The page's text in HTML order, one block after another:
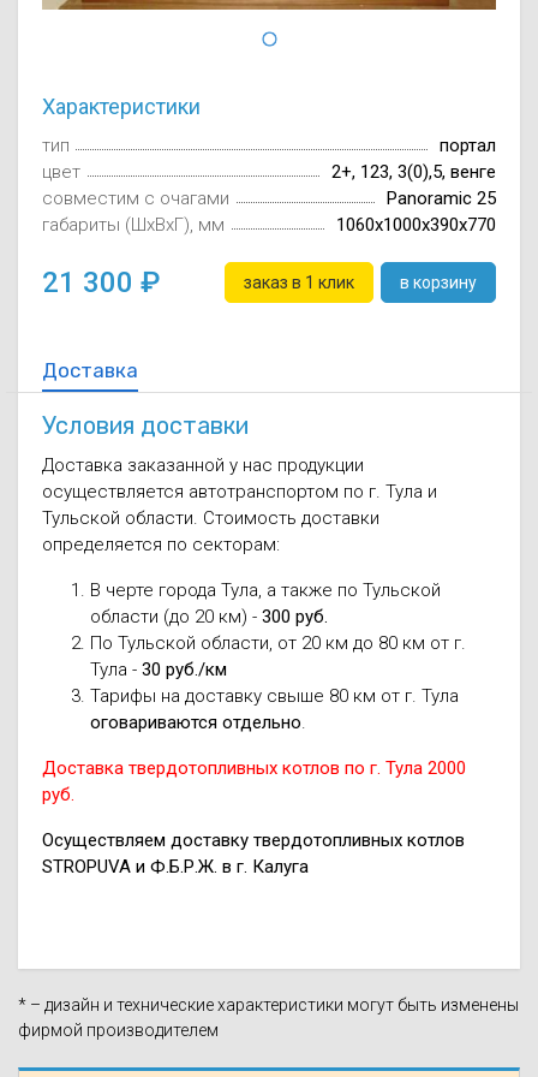
Характеристики
тип
портал
цвет
2+, 123, 3(0),5, венге
совместим с очагами
Panoramic 25
габариты (ШxВxГ), мм
1060х1000х390х770
21 300 заказ в 1 клик в корзину
Доставка
Условия доставки
Доставка заказанной у нас продукции
осуществляется автотранспортом по г. Тула и
Тульской области. Стоимость доставки
определяется по секторам:
В черте города Тула, а также по Тульской
области (до 20 км) - 300 руб.
По Тульской области, от 20 км до 80 км от г.
Тула - 30 руб./км
Тарифы на доставку свыше 80 км от г. Тула
оговариваются отдельно.
Доставка твердотопливных котлов по г. Тула 2000
руб.
Осуществляем доставку твердотопливных котлов
STROPUVA и Ф.Б.Р.Ж. в г. Калуга
* – дизайн и технические характеристики могут быть изменены
фирмой производителем